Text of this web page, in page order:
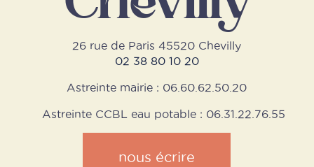
26 rue de Paris 45520 Chevilly
02 38 80 10 20
Astreinte mairie : 06.60.62.50.20
Astreinte CCBL eau potable : 06.31.22.76.55
nous écrire